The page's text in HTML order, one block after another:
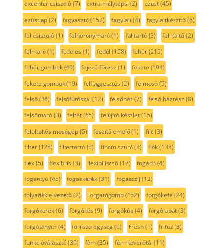
excenter csiszoló(7) extra mélytepsi (2) ezüst(45)
ezüstlap(2) fagyasztó(152) fagylalt(4) fagylaltkészítő(6)
fal csiszoló(1) falhoronymaró(1) falitartó(3) fali töltő(2)
falmaró(1) fedeles (1) fedél (158) fehér(215)
fehér gombok(49) fejező fűrész (1) fekete (194)
fekete gombok(19) felfüggesztés (2) felmosó(5)
felső(36) felsőfűtőszál (12) felsőház (7) felső házrész (8)
felsőmaró(3) feltét(65) felújító készlet(15)
felültöltős mosógép(5) feszítő emelő(1) filc(3)
filter(128) filtertartó(5) finom szűrő(3) fiók(133)
flex(5) flexibilis (3) flexibiliscső(17) fogadó(4)
fogantyú(45) fogaskerék(31) fogasszíj (12)
folyadék elvezető(2) Forgatógomb(152) forgókefe (24)
forgókerék(6) forgókés (9) forgókúp(4) forgólapát(3)
forgótányér(4) forrázó egység(6) Fresh(1) fritőz (3)
funkcióválasztó(39) fém(35) fém keverőtál (11)